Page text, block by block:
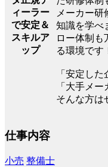
ィーラー
で安定＆
スキルア
ップ
メーカー
知識を学べ
ロー体制も
る環境です
「安定し
「大手メ
そんな方
仕事内容
小売 整備士